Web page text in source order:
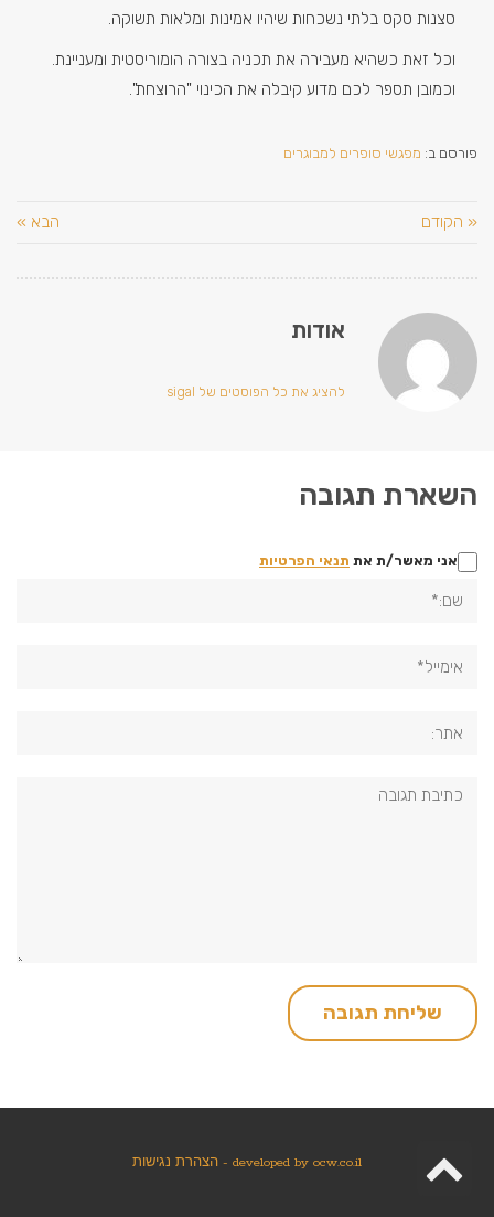
סצנות סקס בלתי נשכחות שיהיו אמינות ומלאות תשוקה.
וכל זאת כשהיא מעבירה את תכניה בצורה הומוריסטית ומעניינת.
וכמובן תספר לכם מדוע קיבלה את הכינוי "הרוצחת".
פורסם ב: מפגשי סופרים למבוגרים
« הקודם הבא »
אודות
להציג את כל הפוסטים של sigal
השארת תגובה
אני מאשר/ת את תנאי הפרטיות
developed by ocw.co.il
- הצהרת נגישות
גלילה